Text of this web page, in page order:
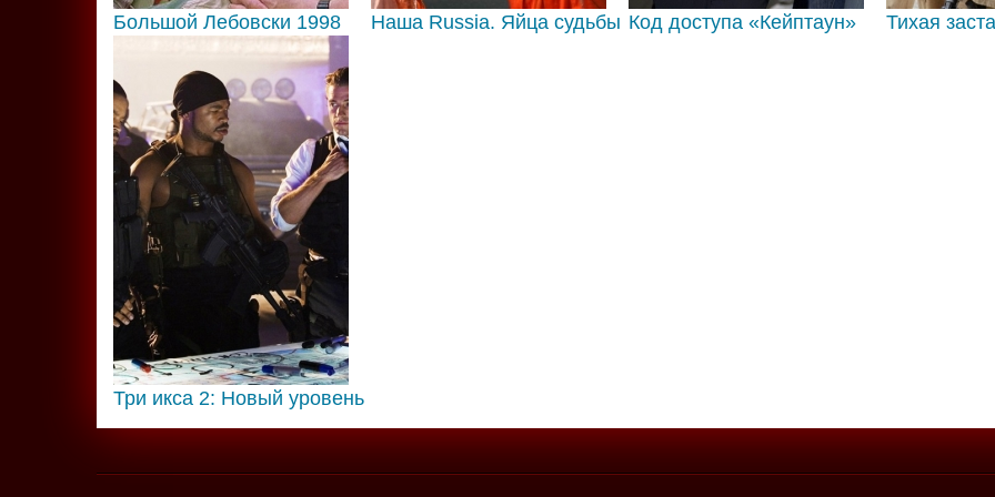
Большой Лебовски 1998 Наша Russia. Яйца судьбы Код доступа «Кейптаун» Тихая
Три икса 2: Новый уровень